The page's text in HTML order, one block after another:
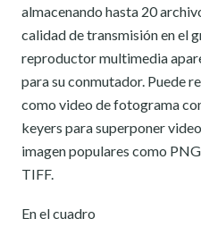
almacenando hasta 20
calidad de transmisión en el
reproductor multimedia
para su conmutador. Puede
como video de fotograma
keyers para superponer
imagen populares como
TIFF.
En el cuadro